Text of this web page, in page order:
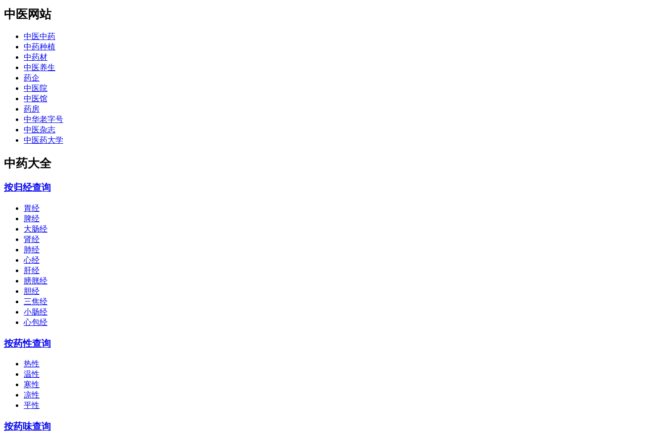
中医网站
中医中药
中药种植
中药材
中医养生
药企
中医院
中医馆
药房
中华老字号
中医杂志
中医药大学
中药大全
按归经查询
胃经
脾经
大肠经
肾经
肺经
心经
肝经
膀胱经
胆经
三焦经
小肠经
心包经
按药性查询
热性
温性
寒性
凉性
平性
按药味查询